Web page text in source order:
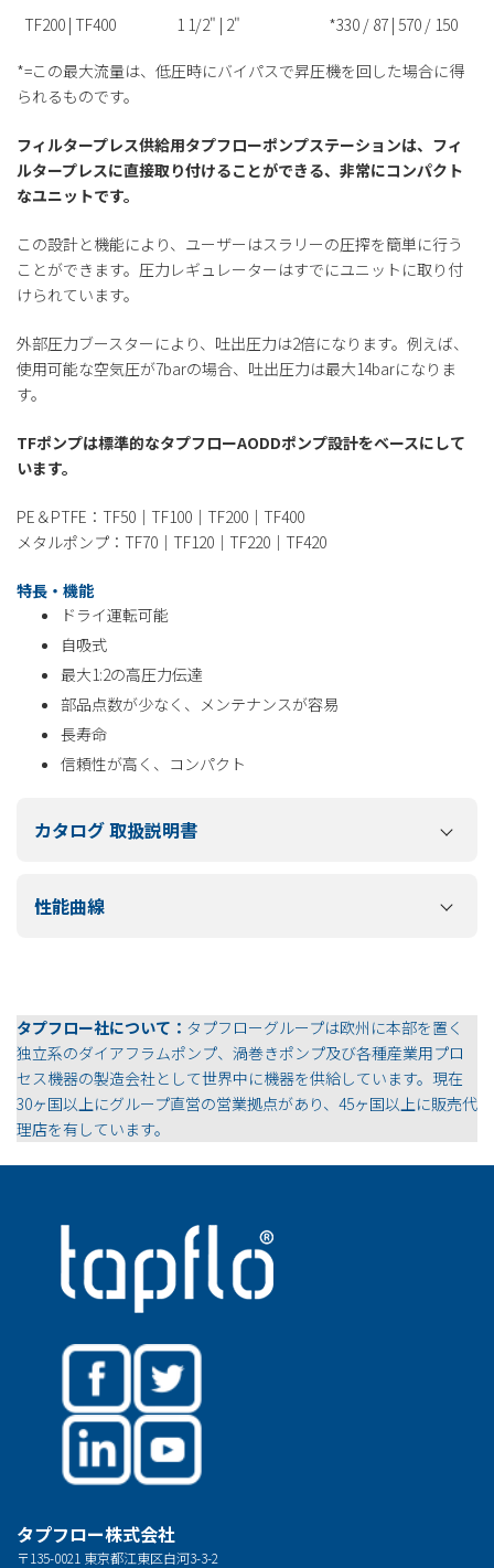
TF200 | TF400
1 1/2" | 2" *330 / 87 | 570 / 150
*=この最大流量は、低圧時にバイパスで昇圧機を回した場合に得
られるものです。
フィルタープレス供給用タプフローポンプステーションは、フィ
ルタープレスに直接取り付けることができる、非常にコンパクト
なユニットです。
この設計と機能により、ユーザーはスラリーの圧搾を簡単に行う
ことができます。圧力レギュレーターはすでにユニットに取り付
けられています。
外部圧力ブースターにより、吐出圧力は2倍になります。例えば、
使用可能な空気圧が7barの場合、吐出圧力は最大14barになりま
す。
TFポンプは標準的なタプフローAODDポンプ設計をベースにして
います。
PE＆PTFE：TF50｜TF100｜TF200｜TF400
メタルポンプ：TF70｜TF120｜TF220｜TF420
特長・機能
ドライ運転可能
自吸式
最大1:2の高圧力伝達
部品点数が少なく、メンテナンスが容易
長寿命
信頼性が高く、コンパクト
カタログ 取扱説明書
性能曲線
タプフロー社について： タプフローグループは欧州に本部を置く
独立系のダイアフラムポンプ、渦巻きポンプ及び各種産業用プロ
セス機器の製造会社として世界中に機器を供給しています。現在
30ヶ国以上にグループ直営の営業拠点があり、45ヶ国以上に販売代
理店を有しています。
タプフロー株式会社
〒135-0021 東京都江東区白河3-3-2